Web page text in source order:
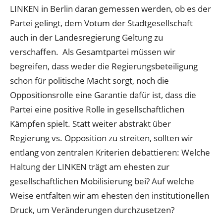
LINKEN in Berlin daran gemessen werden, ob es der
Partei gelingt, dem Votum der Stadtgesellschaft
auch in der Landesregierung Geltung zu
verschaffen. Als Gesamtpartei müssen wir
begreifen, dass weder die Regierungsbeteiligung
schon für politische Macht sorgt, noch die
Oppositionsrolle eine Garantie dafür ist, dass die
Partei eine positive Rolle in gesellschaftlichen
Kämpfen spielt. Statt weiter abstrakt über
Regierung vs. Opposition zu streiten, sollten wir
entlang von zentralen Kriterien debattieren: Welche
Haltung der LINKEN trägt am ehesten zur
gesellschaftlichen Mobilisierung bei? Auf welche
Weise entfalten wir am ehesten den institutionellen
Druck, um Veränderungen durchzusetzen?